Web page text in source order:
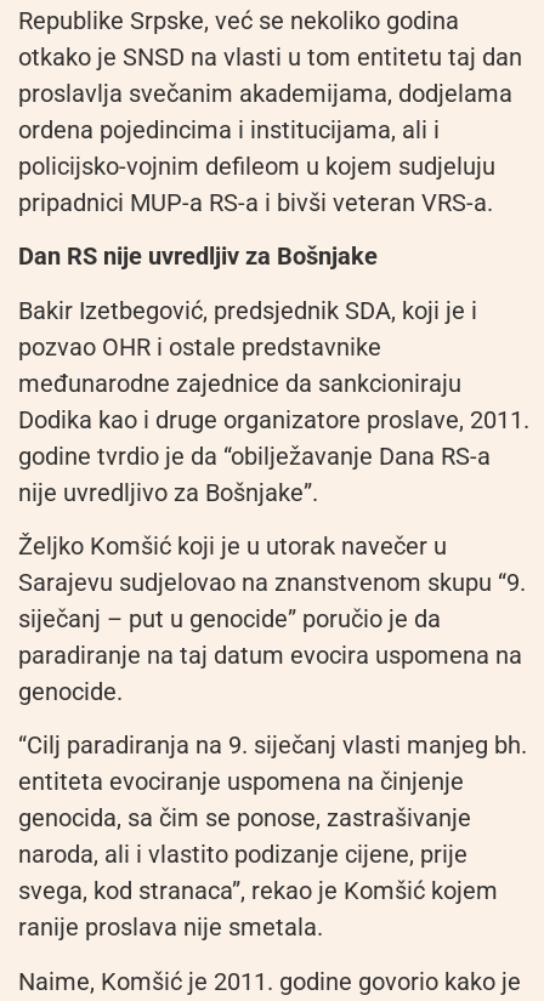
Republike Srpske, već se nekoliko godina
otkako je SNSD na vlasti u tom entitetu taj dan
proslavlja svečanim akademijama, dodjelama
ordena pojedincima i institucijama, ali i
policijsko-vojnim defileom u kojem sudjeluju
pripadnici MUP-a RS-a i bivši veteran VRS-a.
Dan RS nije uvredljiv za Bošnjake
Bakir Izetbegović, predsjednik SDA, koji je i
pozvao OHR i ostale predstavnike
međunarodne zajednice da sankcioniraju
Dodika kao i druge organizatore proslave, 2011.
godine tvrdio je da “obilježavanje Dana RS-a
nije uvredljivo za Bošnjake”.
Željko Komšić koji je u utorak navečer u
Sarajevu sudjelovao na znanstvenom skupu “9.
siječanj – put u genocide” poručio je da
paradiranje na taj datum evocira uspomena na
genocide.
“Cilj paradiranja na 9. siječanj vlasti manjeg bh.
entiteta evociranje uspomena na činjenje
genocida, sa čim se ponose, zastrašivanje
naroda, ali i vlastito podizanje cijene, prije
svega, kod stranaca”, rekao je Komšić kojem
ranije proslava nije smetala.
Naime, Komšić je 2011. godine govorio kako je